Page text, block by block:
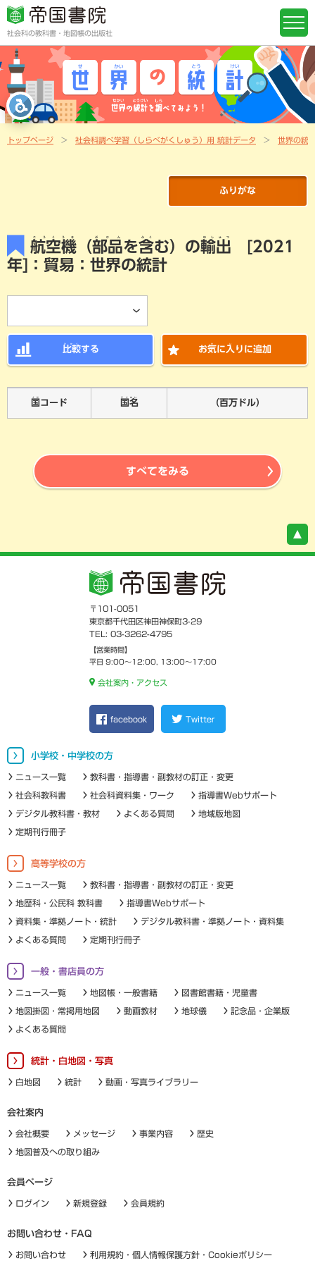
社会科の教科書・地図帳の出版社
トップページ 社会科調べ学習（しらべがくしゅう）用 統計データ 世界の統
ふりがな
航空機
こうくうき
（部品
ぶひん
を含
ふく
む）の輸出
ゆしゅつ
[2021
年]：貿易：世界の統計
比較する お気に入 りに追加
国 コード 国名 （百万ドル）
すべてをみる
〒101-0051
東京都千代田区神田神保町3-29
TEL: 03-3262-4795
【営業時間】
平日 9:00～12:00, 13:00～17:00
会社案内・アクセス
facebook Twitter
小学校・中学校の方
ニュース一覧 教科書・指導書・副教材の訂正・変更
社会科教科書 社会科資料集・ワーク 指導書Webサポート
デジタル教科書・教材 よくある質問 地域版地図
定期刊行冊子
高等学校の方
ニュース一覧 教科書・指導書・副教材の訂正・変更
地歴科・公民科 教科書 指導書Webサポート
資料集・準拠ノート・統計 デジタル教科書・準拠ノート・資料集
よくある質問 定期刊行冊子
一般・書店員の方
ニュース一覧 地図帳・一般書籍 図書館書籍・児童書
地図掛図・常掲用地図 動画教材 地球儀 記念品・企業版
よくある質問
統計・白地図・写真
白地図 統計 動画・写真ライブラリー
会社案内
会社概要 メッセージ 事業内容 歴史
地図普及への取り組み
会員ページ
ログイン 新規登録 会員規約
お問い合わせ・FAQ
お問い合わせ 利用規約・個人情報保護方針・Cookieポリシー